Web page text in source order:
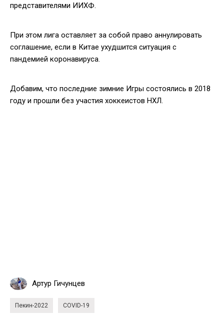
представителями ИИХФ.
При этом лига оставляет за собой право аннулировать
соглашение, если в Китае ухудшится ситуация с
пандемией коронавируса.
Добавим, что последние зимние Игры состоялись в 2018
году и прошли без участия хоккеистов НХЛ.
Артур Гичунцев
Пекин-2022 COVID-19